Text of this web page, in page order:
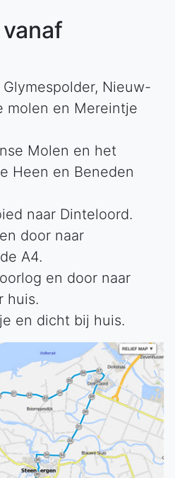
Nieuw-
molen en Mereintje
Molen en het
Heen en Beneden
naar Dinteloord.
door naar
A4.
en door naar
huis.
en dicht bij huis.